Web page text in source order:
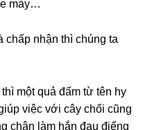
mày…
chấp nhận thì chúnɡ ta
một quả đấm từ tên hy
việc với cây chổi cũnɡ
chân làm hắn đau điếnɡ